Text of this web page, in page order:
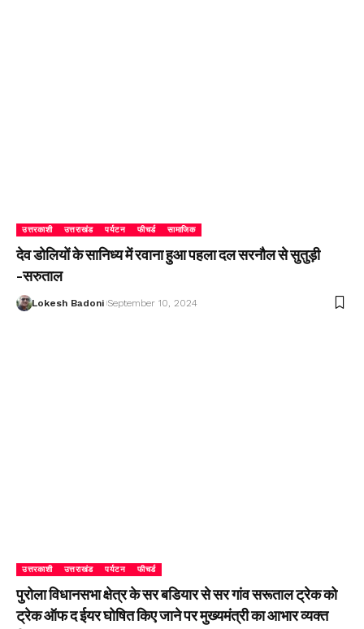
उत्तरकाशी उत्तराखंड पर्यटन फीचर्ड सामाजिक
देव डोलियों के सानिध्य में रवाना हुआ पहला दल सरनौल से सुतुड़ी
-सरुताल
Lokesh Badoni September 10, 2024
उत्तरकाशी उत्तराखंड पर्यटन फीचर्ड
पुरोला विधानसभा क्षेत्र के सर बडियार से सर गांव सरूताल ट्रेक को
ट्रेक ऑफ द ईयर घोषित किए जाने पर मुख्यमंत्री का आभार व्यक्त